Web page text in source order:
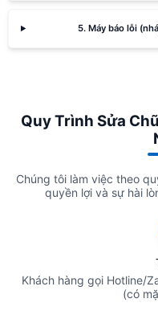
5. Máy báo lỗi
Quy Trình Sửa
Chúng tôi làm việc theo
quyền lợi và sự hài
Khách hàng gọi Hotline/
(có